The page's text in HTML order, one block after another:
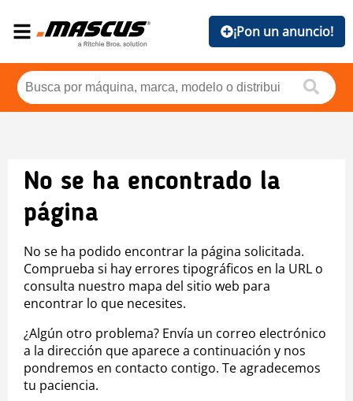
¡Pon un anuncio!
No se ha encontrado la
página
No se ha podido encontrar la página solicitada.
Comprueba si hay errores tipográficos en la URL o
consulta nuestro mapa del sitio web para
encontrar lo que necesites.
¿Algún otro problema? Envía un correo electrónico
a la dirección que aparece a continuación y nos
pondremos en contacto contigo. Te agradecemos
tu paciencia.